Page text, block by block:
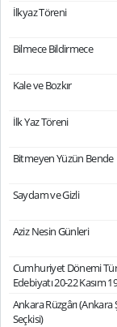
İlkyaz Töreni
Bilmece Bildirmece
Kale ve Bozkır
İlk Yaz Töreni
Bitmeyen Yüzün Bende
Saydam ve Gizli
Aziz Nesin Günleri
Cumhuriyet Dönemi
Edebiyatı 20-22 Kasım
Ankara Rüzgârı (Ankara
Seçkisi)